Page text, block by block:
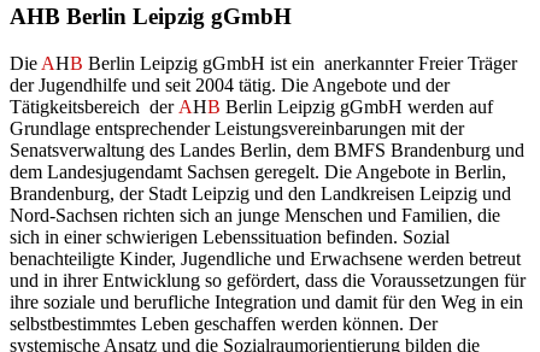
AHB Berlin Leipzig gGmbH
Die AHB Berlin Leipzig gGmbH ist ein anerkannter Freier Träger
der Jugendhilfe und seit 2004 tätig. Die Angebote und der
Tätigkeitsbereich der AHB Berlin Leipzig gGmbH werden auf
Grundlage entsprechender Leistungsvereinbarungen mit der
Senatsverwaltung des Landes Berlin, dem BMFS Brandenburg und
dem Landesjugendamt Sachsen geregelt. Die Angebote in Berlin,
Brandenburg, der Stadt Leipzig und den Landkreisen Leipzig und
Nord-Sachsen richten sich an junge Menschen und Familien, die
sich in einer schwierigen Lebenssituation befinden. Sozial
benachteiligte Kinder, Jugendliche und Erwachsene werden betreut
und in ihrer Entwicklung so gefördert, dass die Voraussetzungen für
ihre soziale und berufliche Integration und damit für den Weg in ein
selbstbestimmtes Leben geschaffen werden können. Der
systemische Ansatz und die Sozialraumorientierung bilden die